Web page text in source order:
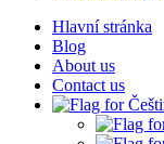
Hlavní stránka
Blog
About us
Contact us